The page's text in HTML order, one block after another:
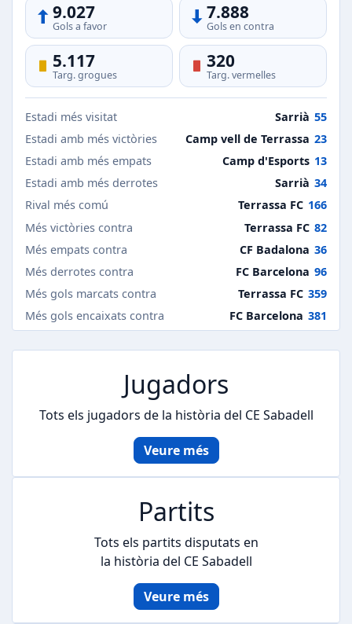
9.027
Gols a favor
7.888
Gols en contra
5.117
Targ. grogues
320
Targ. vermelles
Estadi més visitat Sarrià 55
Estadi amb més victòries
Camp vell de Terrassa 23
Estadi amb més empats
Camp d'Esports 13
Estadi amb més derrotes
Sarrià 34
Rival més comú
Terrassa FC 166
Més victòries contra
Terrassa FC 82
Més empats contra
CF Badalona 36
Més derrotes contra
FC Barcelona 96
Més gols marcats contra
Terrassa FC 359
Més gols encaixats contra
FC Barcelona 381
Jugadors
Tots els jugadors de la història del CE Sabadell
Veure més
Partits
Tots els partits disputats en
la història del CE Sabadell
Veure més